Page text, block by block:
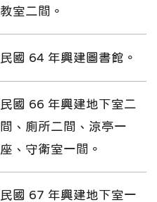
教室二間。
民國 64 年興建圖書館。
民國 66 年興建地下室二
間、廁所二間、涼亭一
座、守衛室一間。
民國 67 年興建地下室一